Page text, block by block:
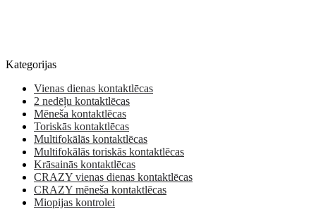
Kategorijas
Vienas dienas kontaktlēcas
2 nedēļu kontaktlēcas
Mēneša kontaktlēcas
Toriskās kontaktlēcas
Multifokālās kontaktlēcas
Multifokālās toriskās kontaktlēcas
Krāsainās kontaktlēcas
CRAZY vienas dienas kontaktlēcas
CRAZY mēneša kontaktlēcas
Miopijas kontrolei